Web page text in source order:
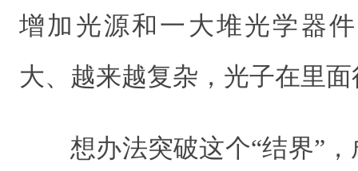
增加光源和一大堆光学器
大、越来越复杂，光子在里
想办法突破这个“结界”